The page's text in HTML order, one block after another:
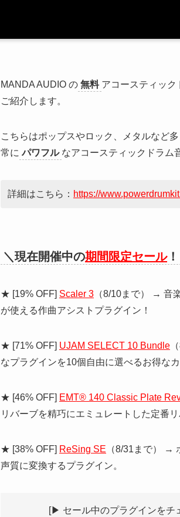
MANDA AUDIO の 無料 アコースティック
ご紹介します。
こちらはポップスやロック、メタルなど
常に パワフル なアコースティックドラム
詳細はこちら： https://
＼現在開催中の期間限定セール
★ [19% OFF] Scaler 3 （8/10まで） → 音
が使える作曲アシストプラグイン！
★ [71% OFF] UJAM SELECT 10 Bundle
なプラグインを10個自由に選べるお得な
★ [46% OFF] EMT® 140 Classic Plate
リバーブを精巧にエミュレートした定番
★ [38% OFF] ReSing SE （8/31まで） →
声質に変換するプラグイン。
[▶︎ セール中のプラグインをチ